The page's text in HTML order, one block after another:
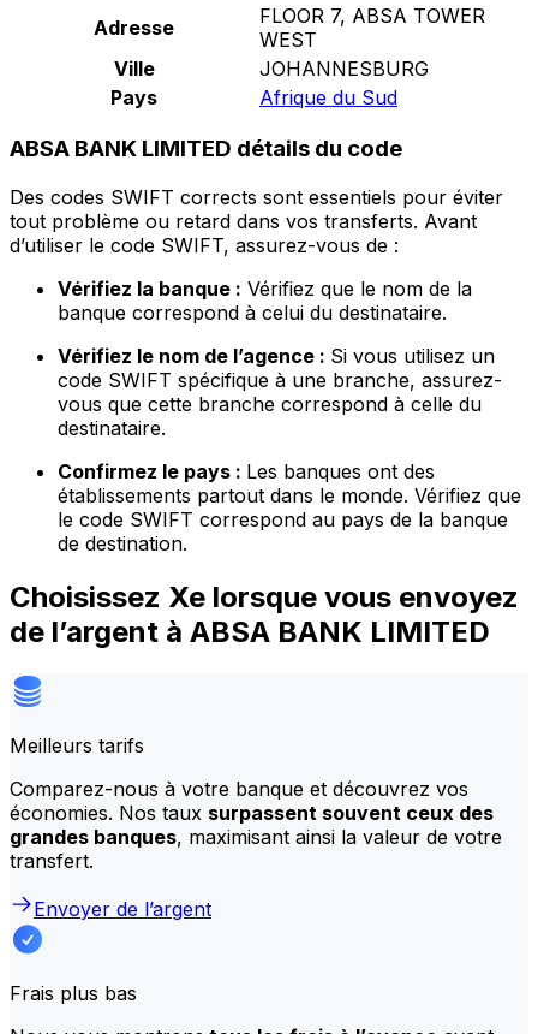
Adresse
FLOOR 7, ABSA TOWER
WEST
Ville
JOHANNESBURG
Pays
Afrique du Sud
ABSA BANK LIMITED détails du code
Des codes SWIFT corrects sont essentiels pour éviter
tout problème ou retard dans vos transferts. Avant
d’utiliser le code SWIFT, assurez-vous de :
Vérifiez la banque : Vérifiez que le nom de la
banque correspond à celui du destinataire.
Vérifiez le nom de l’agence : Si vous utilisez un
code SWIFT spécifique à une branche, assurez-
vous que cette branche correspond à celle du
destinataire.
Confirmez le pays : Les banques ont des
établissements partout dans le monde. Vérifiez que
le code SWIFT correspond au pays de la banque
de destination.
Choisissez Xe lorsque vous envoyez
de l’argent à ABSA BANK LIMITED
Meilleurs tarifs
Comparez-nous à votre banque et découvrez vos
économies. Nos taux surpassent souvent ceux des
grandes banques, maximisant ainsi la valeur de votre
transfert.
Envoyer de l’argent
Frais plus bas